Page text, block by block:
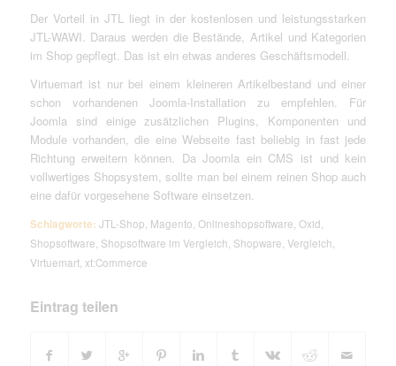
Der Vorteil in JTL liegt in der kostenlosen und leistungsstarken
JTL-WAWI. Daraus werden die Bestände, Artikel und Kategorien
im Shop gepflegt. Das ist ein etwas anderes Geschäftsmodell.
Virtuemart ist nur bei einem kleineren Artikelbestand und einer
schon vorhandenen Joomla-Installation zu empfehlen. Für
Joomla sind einige zusätzlichen Plugins, Komponenten und
Module vorhanden, die eine Webseite fast beliebig in fast jede
Richtung erweitern können. Da Joomla ein CMS ist und kein
vollwertiges Shopsystem, sollte man bei einem reinen Shop auch
eine dafür vorgesehene Software einsetzen.
Schlagworte: JTL-Shop, Magento, Onlineshopsoftware, Oxid,
Shopsoftware, Shopsoftware im Vergleich, Shopware, Vergleich,
Virtuemart, xt:Commerce
Eintrag teilen